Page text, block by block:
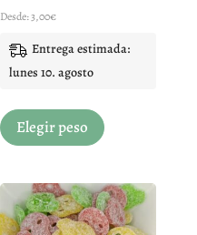
producto
Desde:3,00€
Entrega estimada:
lunes 10. agosto
Elegir peso
producto
variantes.
Las